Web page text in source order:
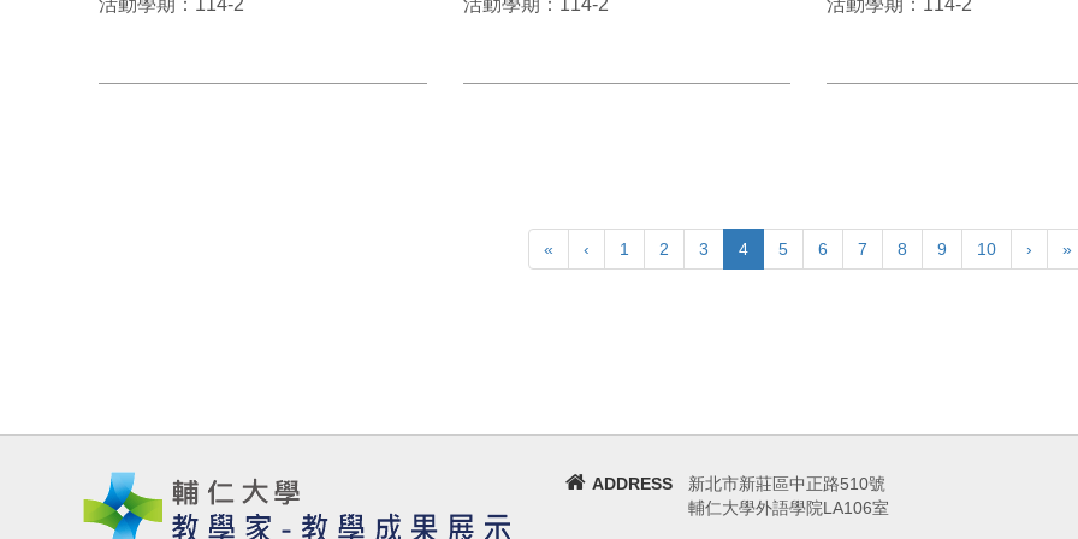
« ‹ 1 2 3 4 5 6 7 8 9 10 › »
ADDRESS
新北市新莊區中正路510號
輔仁大學外語學院LA106室